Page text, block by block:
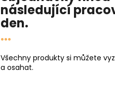
následující
den.
...
Všechny produkty si můžete
a osahat.